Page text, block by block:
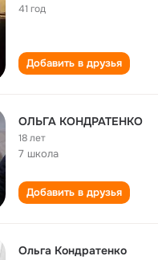
41 год
Добавить в друзья
ОЛЬГА КОНДРАТЕНКО
18 лет
7 школа
Добавить в друзья
Ольга Кондратенко